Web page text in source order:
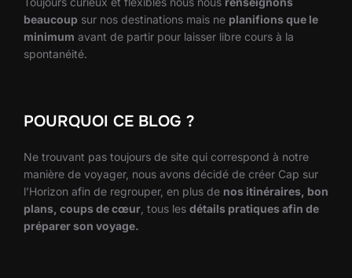
beaucoup sur nos destinations mais ne planifions que le
minimum avant de partir pour laisser libre cours à la
spontanéité.
POURQUOI CE BLOG ?
Ne trouvant pas toujours de site qui correspond à notre
manière de voyager, nous avons décidé de créer Cap sur
l’Horizon afin de regrouper, en plus de nos itinéraires, bon
plans, coups de cœur , tous les détails pratiques afin de
préparer son voyage.